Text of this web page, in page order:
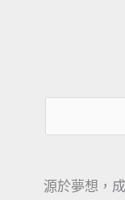
源於夢想，